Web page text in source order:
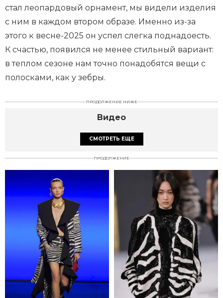
стал леопардовый орнамент, мы видели изделия
с ним в каждом втором образе. Именно из-за
этого к весне-2025 он успел слегка поднадоесть.
К счастью, появился не менее стильный вариант:
в теплом сезоне нам точно понадобятся вещи с
полосками, как у зебры.
ПРОДОЛЖЕНИЕ НИЖЕ
Видео
СМОТРЕТЬ ЕЩЕ
ПРОДОЛЖЕНИЕ